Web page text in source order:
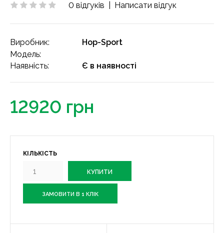
0 відгуків Написати відгук
Виробник:
Hop-Sport
Модель:
Наявність:
Є в наявності
12920 грн
КІЛЬКІСТЬ
ЗАМОВИТИ В 1 КЛІК